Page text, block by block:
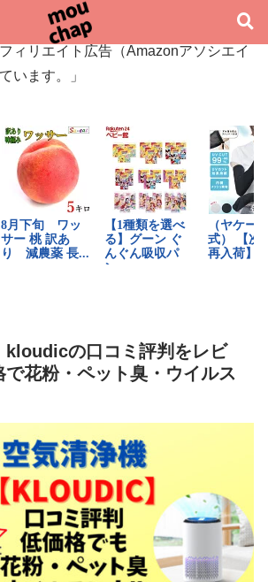
ィリエイト広告（Amazonアソシエイ
います。」
kloudicの口コミ評判をレビ
で花粉・ペット臭・ウイルス